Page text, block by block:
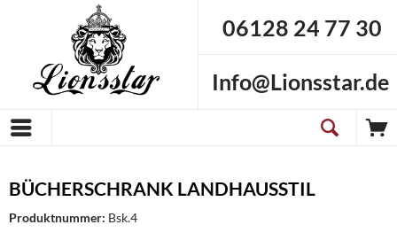
06128 24 77 30
Info@Lionsstar.de
BÜCHERSCHRANK LANDHAUSSTIL
Produktnummer: Bsk.4